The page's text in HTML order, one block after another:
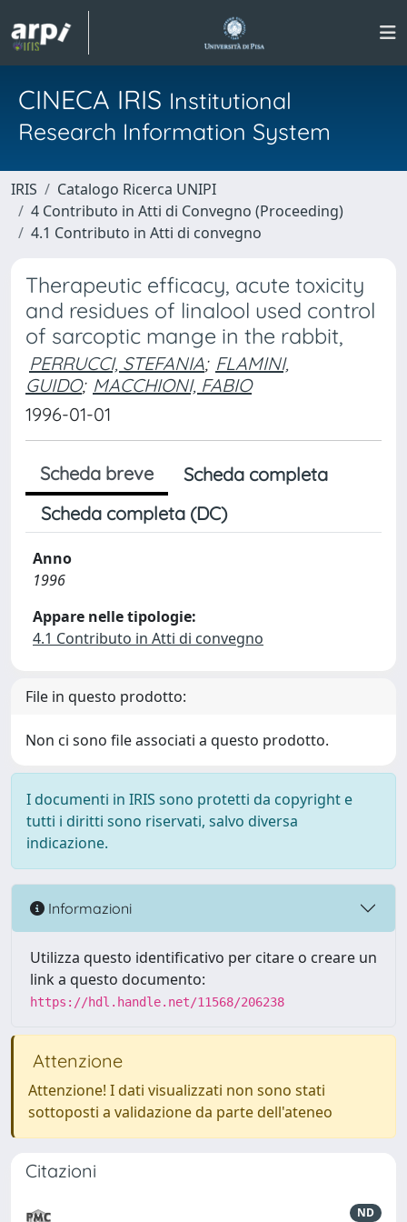
CINECA IRIS Institutional
Research Information System
IRIS
Catalogo Ricerca UNIPI
4 Contributo in Atti di Convegno (Proceeding)
4.1 Contributo in Atti di convegno
Therapeutic efficacy, acute toxicity
and residues of linalool used control
of sarcoptic mange in the rabbit,
PERRUCCI, STEFANIA; FLAMINI,
GUIDO; MACCHIONI, FABIO
1996-01-01
Scheda breve
Scheda completa
Scheda completa (DC)
Anno
1996
Appare nelle tipologie:
4.1 Contributo in Atti di convegno
File in questo prodotto:
Non ci sono file associati a questo prodotto.
I documenti in IRIS sono protetti da copyright e
tutti i diritti sono riservati, salvo diversa
indicazione.
Informazioni
Utilizza questo identificativo per citare o creare un
link a questo documento:
https://hdl.handle.net/11568/206238
Attenzione
Attenzione! I dati visualizzati non sono stati
sottoposti a validazione da parte dell'ateneo
Citazioni
ND